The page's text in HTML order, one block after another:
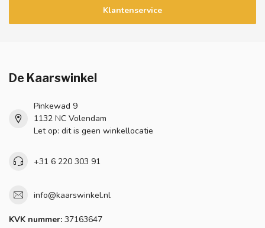
Klantenservice
De Kaarswinkel
Pinkewad 9
1132 NC Volendam
Let op: dit is geen winkellocatie
+31 6 220 303 91
info@kaarswinkel.nl
KVK nummer: 37163647